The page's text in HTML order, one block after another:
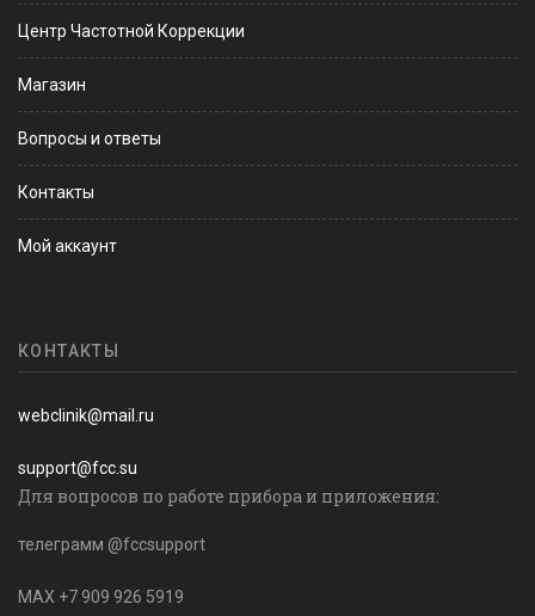
Центр Частотной Коррекции
Магазин
Вопросы и ответы
Контакты
Мой аккаунт
КОНТАКТЫ
webclinik@mail.ru
support@fcc.su
Для вопросов по работе прибора и приложения:
телеграмм @fccsupport
MAX +7 909 926 5919